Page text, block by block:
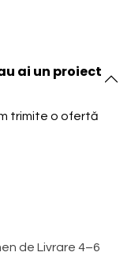
ai un proiect
trimite o ofertă
de Livrare 4–6